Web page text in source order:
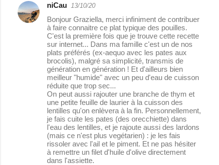
C
niCau 13/10/20
Bonjour Graziella, merci infiniment de contribuer
à faire connaitre ce plat typique des pouilles.
C'est la première fois que je trouve cette recette
sur internet... Dans ma famille c'est un de nos
plats préférés (ex-aequo avec les pates aux
brocolis), malgré sa simplicité, transmis de
génération en génération ! Et d'ailleurs bien
meilleur "humide" avec un peu d'eau de cuisson
réduite que trop sec...
On peut aussi rajouter une branche de thym et
une petite feuille de laurier à la cuisson des
lentilles qu'on enlèvera à la fin. Personnellement,
je fais cuite les pates (des orecchiette) dans
l'eau des lentilles, et je rajoute aussi des lardons
(mais ce n'est plus vegétarien) : je les fais
rissoler avec l'ail et le piment. Et ne pas hésiter
à remettre un filet d'huile d'olive directement
dans l'assiette.